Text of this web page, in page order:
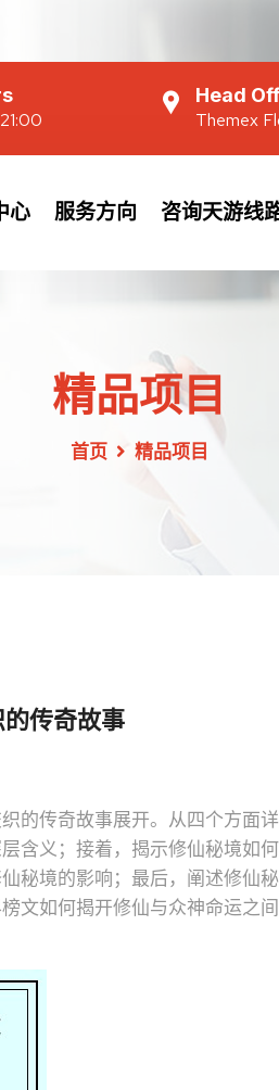
Head
Themex
心 服务方向 咨询天游线
精品项目
首页 精品项目
传奇故事
的传奇故事展开。从四个方面
含义；接着，揭示修仙秘境如
秘境的影响；最后，阐述修仙
文如何揭开修仙与众神命运之